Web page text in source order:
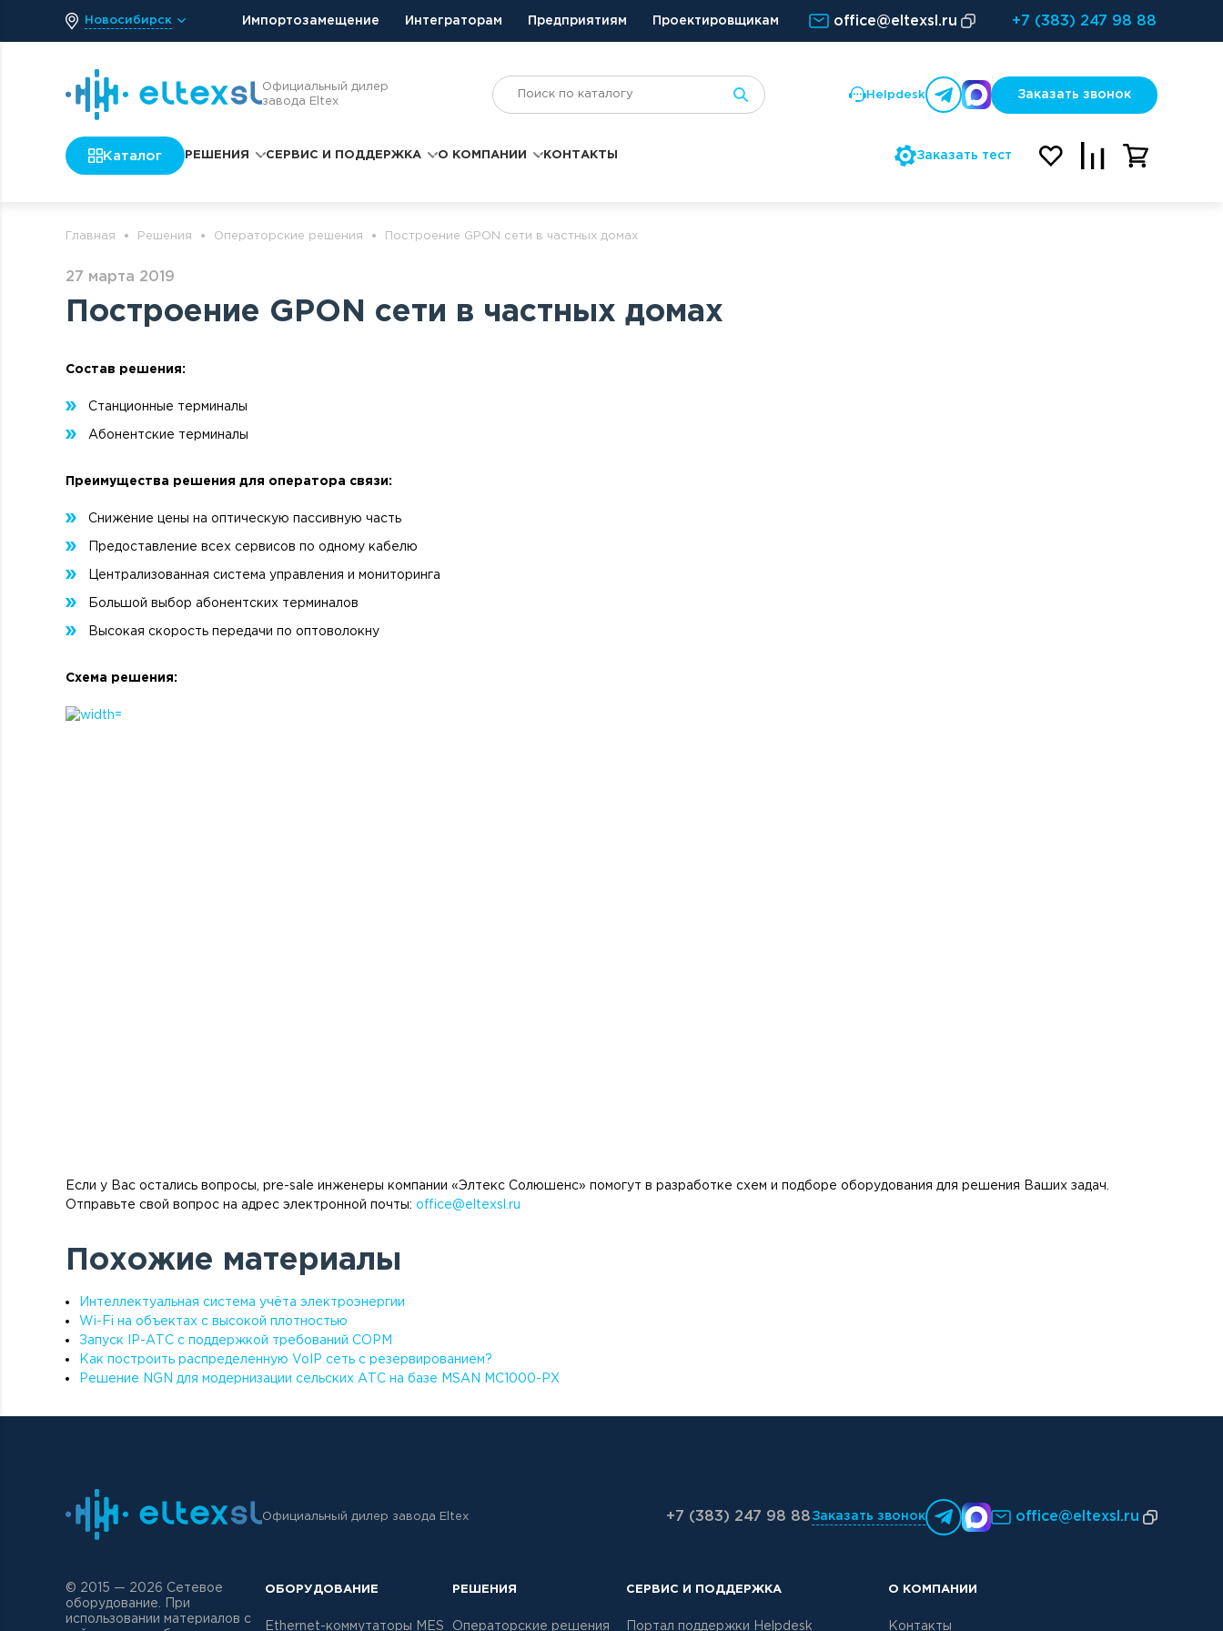
Новосибирск Импортозамещение Интеграторам Предприятиям Проектировщикам office@eltexsl.ru +7 (383) 247 98 88
Официальный дилер
завода Eltex
Helpdesk Заказать звонок
Каталог РЕШЕНИЯ СЕРВИС И ПОДДЕРЖКА О КОМПАНИИ КОНТАКТЫ Заказать тест
Главная Решения Операторские решения Построение GPON сети в частных домах
27 марта 2019
Построение GPON сети в частных домах
Состав решения:
Станционные терминалы
Абонентские терминалы
Преимущества решения для оператора связи:
Снижение цены на оптическую пассивную часть
Предоставление всех сервисов по одному кабелю
Централизованная система управления и мониторинга
Большой выбор абонентских терминалов
Высокая скорость передачи по оптоволокну
Схема решения:
Если у Вас остались вопросы, pre-sale инженеры компании «Элтекс Солюшенс» помогут в разработке схем и подборе оборудования для решения Ваших задач.
Отправьте свой вопрос на адрес электронной почты: office@eltexsl.ru
Похожие материалы
Интеллектуальная система учёта электроэнергии
Wi-Fi на объектах с высокой плотностью
Запуск IP-АТС с поддержкой требований СОРМ
Как построить распределенную VoIP сеть с резервированием?
Решение NGN для модернизации сельских АТС на базе MSAN MC1000-PX
Официальный дилер завода Eltex +7 (383) 247 98 88 Заказать звонок office@eltexsl.ru
© 2015 — 2026 Сетевое
оборудование. При
использовании материалов с
ОБОРУДОВАНИЕ
Ethernet-коммутаторы MES
РЕШЕНИЯ
Операторские решения
СЕРВИС И ПОДДЕРЖКА
Портал поддержки Helpdesk
О КОМПАНИИ
Контакты